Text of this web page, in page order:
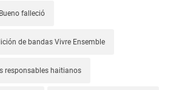
falleció
de bandas Vivre Ensemble
responsables haitianos